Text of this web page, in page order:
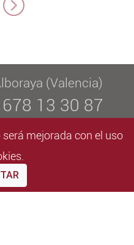
(Valencia)
13 30 87
mejorada con el uso